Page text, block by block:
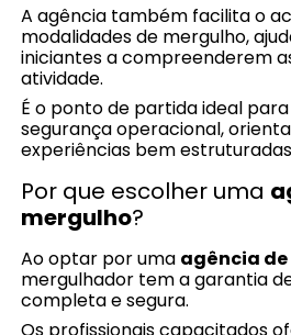
A agência também facilita o
modalidades de mergulho,
iniciantes a compreenderem
atividade.
É o ponto de partida ideal
segurança operacional,
experiências bem
Por que escolher uma
mergulho?
Ao optar por uma agência
mergulhador tem a garantia
completa e segura.
Os profissionais capacitados